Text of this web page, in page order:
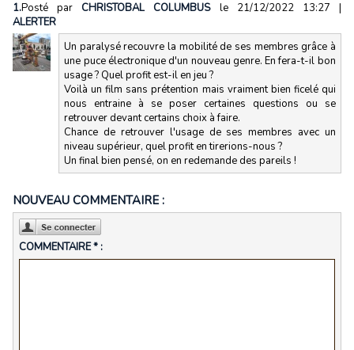
1.Posté parCHRISTOBAL COLUMBUS le 21/12/2022 13:27 |
ALERTER
Un paralysé recouvre la mobilité de ses membres grâce à
une puce électronique d'un nouveau genre. En fera-t-il bon
usage ? Quel profit est-il en jeu ?
Voilà un film sans prétention mais vraiment bien ficelé qui
nous entraine à se poser certaines questions ou se
retrouver devant certains choix à faire.
Chance de retrouver l'usage de ses membres avec un
niveau supérieur, quel profit en tirerions-nous ?
Un final bien pensé, on en redemande des pareils !
NOUVEAU COMMENTAIRE :
COMMENTAIRE * :